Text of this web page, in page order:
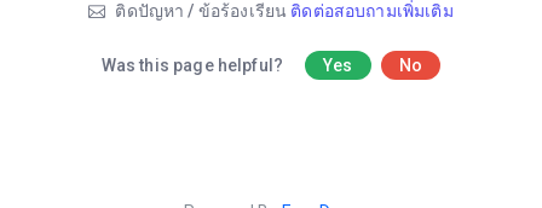
ติดปัญหา / ข้อร้องเรียน ติดต่อสอบถามเพิ่มเติม
Was this page helpful? Yes No